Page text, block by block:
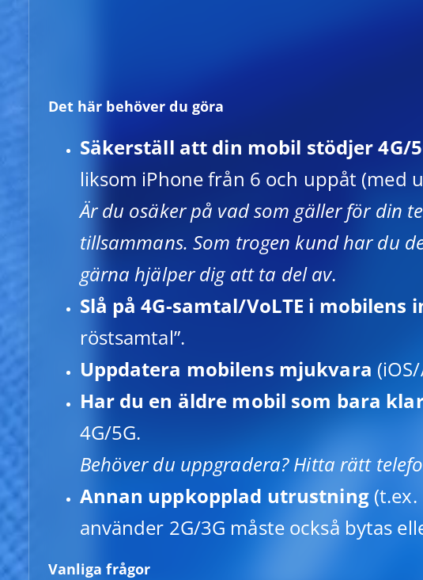
Det här behöver du göra
Säkerställ att din mobil stödjer 4G/
liksom iPhone från 6 och uppåt (med
Är du osäker på vad som gäller för din
tillsammans. Som trogen kund har du
gärna hjälper dig att ta del av.
Slå på 4G-samtal/VoLTE i mobilens
röstsamtal”.
Uppdatera mobilens mjukvara
Har du en äldre mobil som bara
4G/5G.
Behöver du uppgradera? Hitta rätt
Annan uppkopplad utrustning(t.ex.
använder 2G/3G måste också bytas
Vanliga frågor